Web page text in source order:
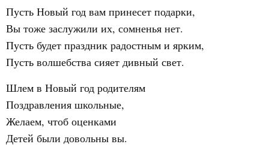
Пусть Новый год вам принесет подарки,
Вы тоже заслужили их, сомненья нет.
Пусть будет праздник радостным и ярким,
Пусть волшебства сияет дивный свет.
Шлем в Новый год родителям
Поздравления школьные,
Желаем, чтоб оценками
Детей были довольны вы.